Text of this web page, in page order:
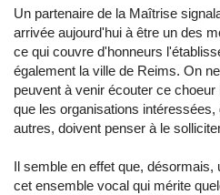
Un partenaire de la Maîtrise
arrivée aujourd'hui à être un des
ce qui couvre d'honneurs
également la ville de Reims. On
peuvent à venir écouter ce
que les organisations
autres, doivent penser à le
Il semble en effet que,
cet ensemble vocal qui mérite